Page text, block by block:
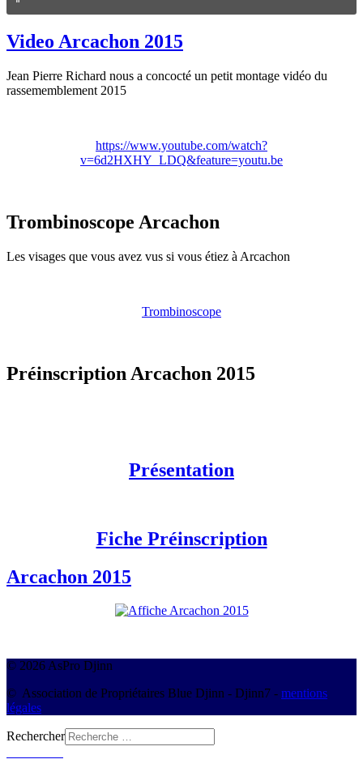
Video Arcachon 2015
Jean Pierre Richard nous a concocté un petit montage vidéo du
rassememblement 2015
https://www.youtube.com/watch?
v=6d2HXHY_LDQ&feature=youtu.be
Trombinoscope Arcachon
Les visages que vous avez vus si vous étiez à Arcachon
Trombinoscope
Préinscription Arcachon 2015
Présentation
Fiche Préinscription
Arcachon 2015
© 2026 AsPro Djinn
© Association de Propriétaires Blue Djinn - Djinn7 - mentions
légales
Rechercher